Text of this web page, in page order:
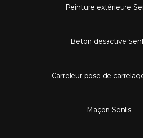
Peinture extérieure
Béton désactivé
Carreleur pose de
Maçon Senlis